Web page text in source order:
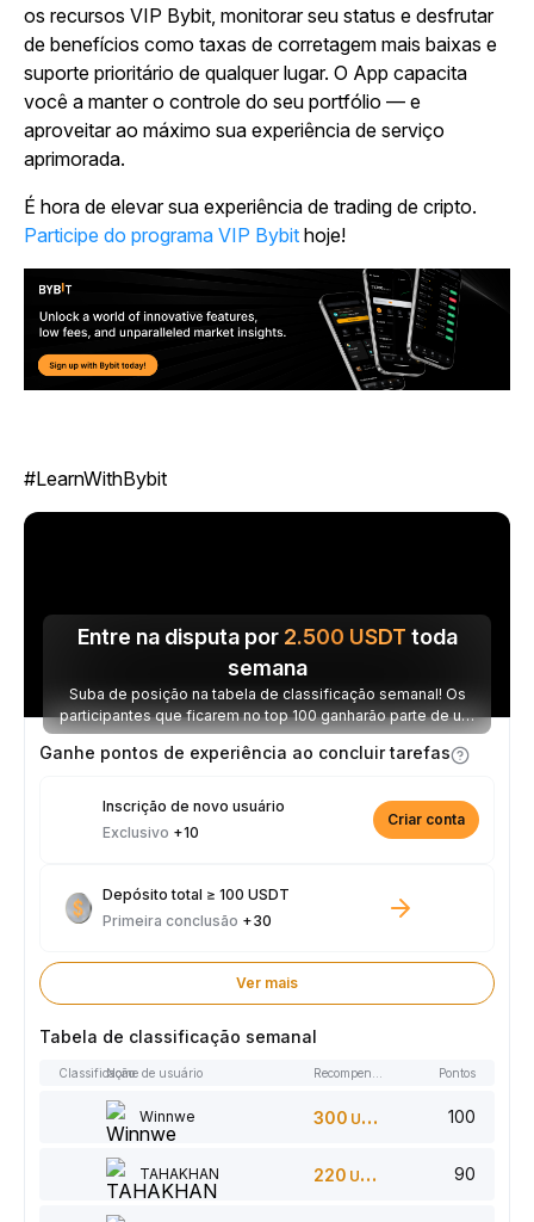
os recursos VIP Bybit, monitorar seu status e desfrutar
de benefícios como taxas de corretagem mais baixas e
suporte prioritário de qualquer lugar. O App capacita
você a manter o controle do seu portfólio — e
aproveitar ao máximo sua experiência de serviço
aprimorada.
É hora de elevar sua experiência de trading de cripto.
Participe do programa VIP Bybit hoje!
#LearnWithBybit
Entre na disputa por 2.500 USDT toda
semana
Suba de posição na tabela de classificação semanal! Os
participantes que ficarem no top 100 ganharão parte de um
prêmio de 2.500 USDT toda semana.
Ganhe pontos de experiência ao concluir tarefas
Inscrição de novo usuário
Exclusivo +10
Criar conta
Depósito total ≥ 100 USDT
Primeira conclusão +30
Ver mais
Tabela de classificação semanal
ClassificaçãoNome de usuário Pontos
Winnwe 300 USDT 100
TAHAKHAN 220 USDT 90